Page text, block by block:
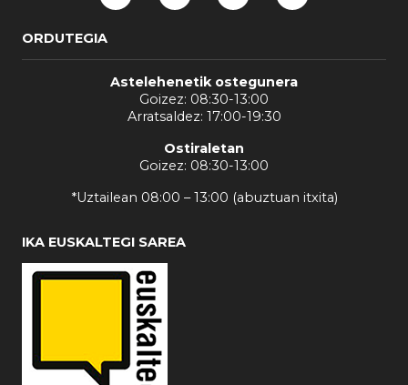
ORDUTEGIA
Astelehenetik ostegunera
Goizez: 08:30-13:00
Arratsaldez: 17:00-19:30
Ostiraletan
Goizez: 08:30-13:00
*Uztailean 08:00 – 13:00 (abuztuan itxita)
IKA EUSKALTEGI SAREA